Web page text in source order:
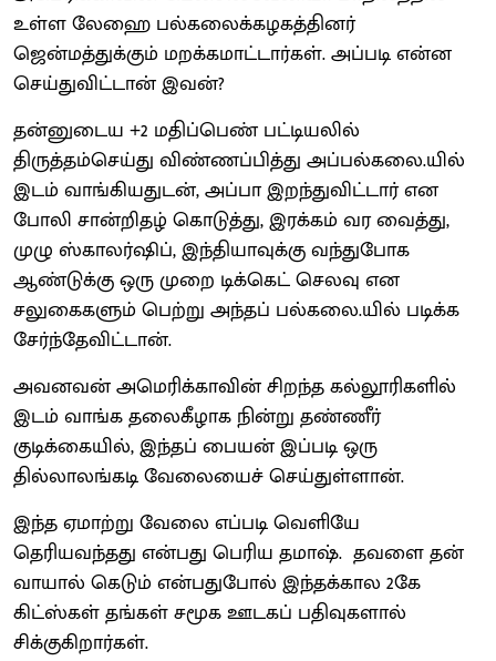
உள்ள லேஹை பல்கலைக்கழகத்தினர்
ஜென்மத்துக்கும் மறக்கமாட்டார்கள். அப்படி என்ன
செய்துவிட்டான் இவன்?
தன்னுடைய +2 மதிப்பெண் பட்டியலில்
திருத்தம்செய்து விண்ணப்பித்து அப்பல்கலை.யில்
இடம் வாங்கியதுடன், அப்பா இறந்துவிட்டார் என
போலி சான்றிதழ் கொடுத்து, இரக்கம் வர வைத்து,
முழு ஸ்காலர்ஷிப், இந்தியாவுக்கு வந்துபோக
ஆண்டுக்கு ஒரு முறை டிக்கெட் செலவு என
சலுகைகளும் பெற்று அந்தப் பல்கலை.யில் படிக்க
சேர்ந்தேவிட்டான்.
அவனவன் அமெரிக்காவின் சிறந்த கல்லூரிகளில்
இடம் வாங்க தலைகீழாக நின்று தண்ணீர்
குடிக்கையில், இந்தப் பையன் இப்படி ஒரு
தில்லாலங்கடி வேலையைச் செய்துள்ளான்.
இந்த ஏமாற்று வேலை எப்படி வெளியே
தெரியவந்தது என்பது பெரிய தமாஷ். தவளை தன்
வாயால் கெடும் என்பதுபோல் இந்தக்கால 2கே
கிட்ஸ்கள் தங்கள் சமூக ஊடகப் பதிவுகளால்
சிக்குகிறார்கள்.